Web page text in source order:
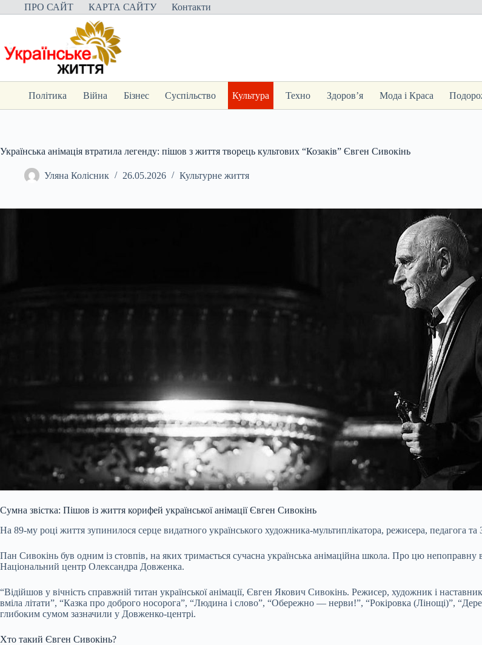
Перейти
до
ПРО САЙТ КАРТА САЙТУ Контакти
Політика Війна Бізнес Суспільство Культура Техно Здоров’я Мода і Краса
Українська анімація втратила легенду: пішов з життя творець культових “Козаків” Євген Сивокінь
Уляна Колісник 26.05.2026 Культурне життя
Сумна звістка: Пішов із життя корифей української анімації Євген Сивокінь
На 89-му році життя зупинилося серце видатного українського художника-мультиплікатора, режисера, педагога
Пан Сивокінь був одним із стовпів, на яких тримається сучасна українська анімаційна школа. Про цю непоправну
Національний центр Олександра Довженка.
“Відійшов у вічність справжній титан української анімації, Євген Якович Сивокінь. Режисер, художник і
вміла літати”, “Казка про доброго носорога”, “Людина і слово”, “Обережно — нерви!”, “Рокіровка (Лінощі)”,
глибоким сумом зазначили у Довженко-центрі.
Хто такий Євген Сивокінь?